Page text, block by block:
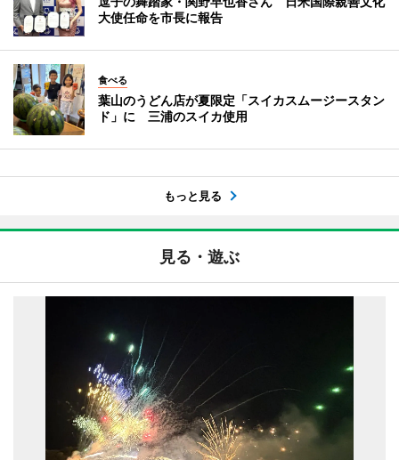
大使任命を市長に報告
食べる
葉山のうどん店が夏限定「スイカスムージースタン
ド」に 三浦のスイカ使用
もっと見る
見る・遊ぶ